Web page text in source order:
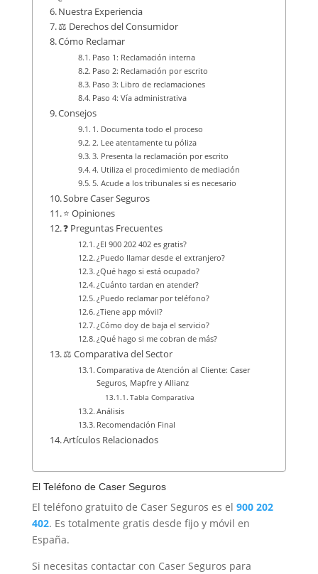
Nuestra Experiencia
⚖️ Derechos del Consumidor
Cómo Reclamar
Paso 1: Reclamación interna
Paso 2: Reclamación por escrito
Paso 3: Libro de reclamaciones
Paso 4: Vía administrativa
Consejos
1. Documenta todo el proceso
2. Lee atentamente tu póliza
3. Presenta la reclamación por escrito
4. Utiliza el procedimiento de mediación
5. Acude a los tribunales si es necesario
Sobre Caser Seguros
⭐ Opiniones
❓ Preguntas Frecuentes
¿El 900 202 402 es gratis?
¿Puedo llamar desde el extranjero?
¿Qué hago si está ocupado?
¿Cuánto tardan en atender?
¿Puedo reclamar por teléfono?
¿Tiene app móvil?
¿Cómo doy de baja el servicio?
¿Qué hago si me cobran de más?
⚖️ Comparativa del Sector
Comparativa de Atención al Cliente: Caser
Seguros, Mapfre y Allianz
Tabla Comparativa
Análisis
Recomendación Final
Artículos Relacionados
El Teléfono de Caser Seguros
El teléfono gratuito de Caser Seguros es el 900 202
402. Es totalmente gratis desde fijo y móvil en
España.
Si necesitas contactar con Caser Seguros para